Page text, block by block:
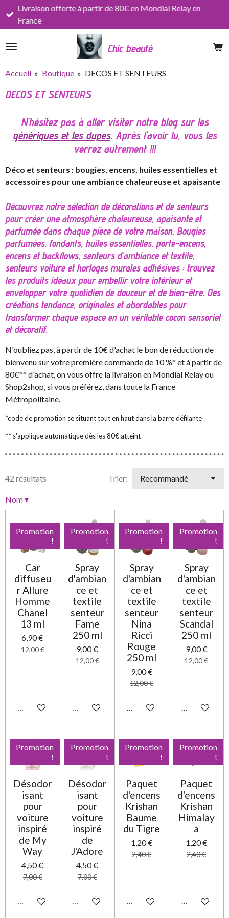
Passer
principal
Chic beauté
Livraison offerte à partir de 80€ en Mondial Relay en
France
Accueil » Boutique » DECOS ET SENTEURS
DECOS ET SENTEURS
N'hésitez pas à aller visiter notre blog sur les
génériques et les dupes. Après l'avoir lu, vous les
verrez autrement !!!
Déco et senteurs : bougies, encens, huiles essentielles et
accessoires pour une ambiance chaleureuse et apaisante
Découvrez notre sélection de décorations et de senteurs
pour créer une atmosphère chaleureuse, apaisante et
parfumée dans chaque pièce de votre maison. Bougies
parfumées, fondants, huiles essentielles, porte-encens,
encens et backflows, senteurs d'ambiance et textile,
senteurs voiture et horloges murales adhésives : trouvez
les produits idéaux pour embellir votre intérieur et
envelopper votre quotidien de douceur et de bien-être. Des
créations tendance, originales et abordables pour
transformer chaque espace en un véritable cocon sensoriel
et décoratif.
N'oubliez pas, à partir de 10€ d'achat le bon de réduction de
bienvenu sur votre première commande de 10 %* et à partir de
80€** d'achat, on vous offre la livraison en Mondial Relay ou
Shop2shop, si vous préférez, dans toute la France
Métropolitaine.
*code de promotion se situant tout en haut dans la barre défilante
** s'applique automatique dès les 80€ atteint
42 résultats Trier:
Nom▾
Promotion
!
Car
diffuseu
r Allure
Homme
Chanel
13 ml
6,90 €
12,00 €
Ajouter au panier
Promotion
!
Spray
d'ambian
ce et
textile
senteur
Fame
250 ml
9,00 €
12,00 €
Ajouter au panier
Promotion
!
Spray
d'ambian
ce et
textile
senteur
Nina
Ricci
Rouge
250 ml
9,00 €
12,00 €
Ajouter au panier
Promotion
!
Spray
d'ambian
ce et
textile
senteur
Scandal
250 ml
9,00 €
12,00 €
Ajouter au
Promotion
!
Désodor
isant
pour
voiture
inspiré
de My
Way
4,50 €
7,00 €
Ajouter au panier
Promotion
!
Désodor
isant
pour
voiture
inspiré
de
J'Adore
4,50 €
7,00 €
Ajouter au panier
Promotion
!
Paquet
d'encens
Krishan
Baume
du Tigre
1,20 €
2,40 €
Ajouter au panier
Promotion
!
Paquet
d'encens
Krishan
Himalay
a
1,20 €
2,40 €
Ajouter au